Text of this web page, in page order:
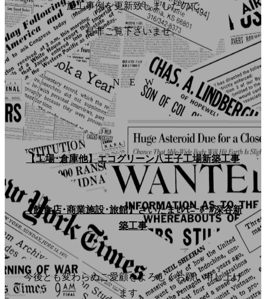
施工事例を更新致しましたので、
是非ご覧下さいませ。
～ N E W ～
【工場･倉庫他】エコグリーン八王子工場新築工事
【飲食店･商業施設･旅館】さいたまｾﾚﾓﾆｰﾎｰﾙ深谷新
築工事
今後とも変わらぬご愛顧をよろしくお願い申し上げ
ます。